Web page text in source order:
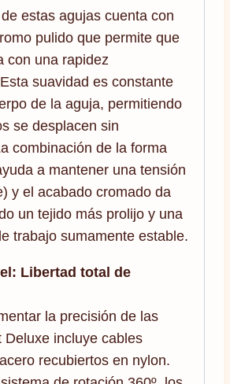
estas agujas cuenta con
pulido que permite que
con una rapidez
suavidad es constante
de la aguja, permitiendo
se desplacen sin
combinación de la forma
a mantener una tensión
y el acabado cromado da
un tejido más prolijo y una
trabajo sumamente estable.
Libertad total de
la precisión de las
Deluxe incluye cables
recubiertos en nylon.